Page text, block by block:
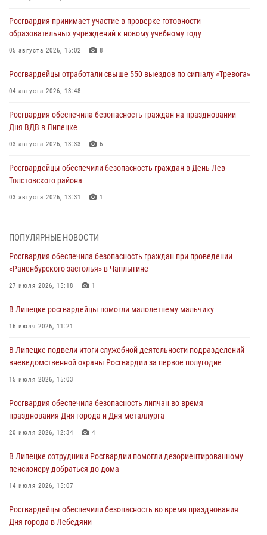
Росгвардия принимает участие в проверке готовности
образовательных учреждений к новому учебному году
05 августа 2026, 15:02 8
Росгвардейцы отработали свыше 550 выездов по сигналу «Тревога»
04 августа 2026, 13:48
Росгвардия обеспечила безопасность граждан на праздновании
Дня ВДВ в Липецке
03 августа 2026, 13:33 6
Росгвардейцы обеспечили безопасность граждан в День Лев-
Толстовского района
03 августа 2026, 13:31 1
фестивалей в Липецке
Сотрудники Росгвардии продолжают контроль безопасности
детских оздоровительно-образовательных объектов в Липецкой
31 июля 2026, 15:49
Росгвардии
30 июля 2026, 15:25
вопросов и ответов
29 июля 2026, 15:05 2
ПОПУЛЯРНЫЕ НОВОСТИ
Росгвардия обеспечила безопасность граждан при проведении
«Раненбурского застолья» в Чаплыгине
27 июля 2026, 15:18 1
В Липецке росгвардейцы помогли малолетнему мальчику
16 июля 2026, 11:21
В Липецке подвели итоги служебной деятельности подразделений
вневедомственной охраны Росгвардии за первое полугодие
15 июля 2026, 15:03
Росгвардия обеспечила безопасность липчан во время
празднования Дня города и Дня металлурга
20 июля 2026, 12:34 4
В Липецке сотрудники Росгвардии помогли дезориентированному
пенсионеру добраться до дома
14 июля 2026, 15:07
Росгвардейцы обеспечили безопасность во время празднования
Дня города в Лебедяни